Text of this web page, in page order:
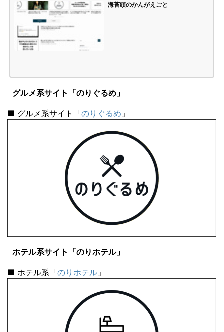
海苔頭のかんがえごと
グルメ系サイト「のりぐるめ」
■ グルメ系サイト「のりぐるめ 」
ホテル系サイト「のりホテル」
■ ホテル系「のりホテル 」